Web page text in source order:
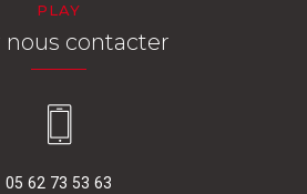
PLAY
nous contacter
05 62 73 53 63